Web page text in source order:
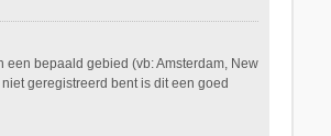
bepaald gebied (vb: Amsterdam, New
geregistreerd bent is dit een goed